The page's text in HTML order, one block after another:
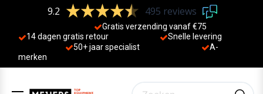
9.2 495 reviews
Gratis verzending vanaf €75
14 dagen gratis retour
Sne lle levering
50+ jaar specialist
A-
merken